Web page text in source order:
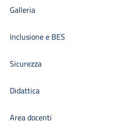
Galleria
Inclusione e BES
Sicurezza
Didattica
Area docenti